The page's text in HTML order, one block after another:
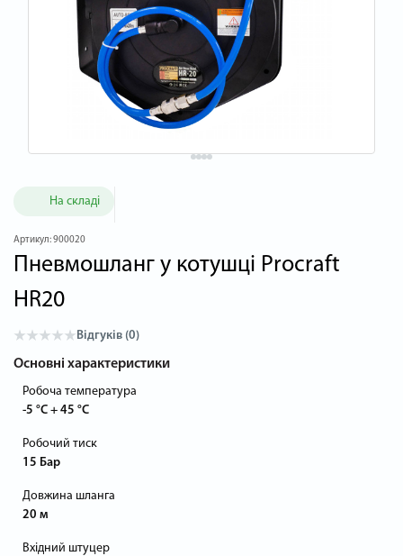
На складі
Артикул:900020
Пневмошланг у котушці Procraft
HR20
Відгуків (0)
Основні характеристики
Робоча температура
-5 °C + 45 °C
Робочий тиск
15 Бар
Довжина шланга
20 м
Вхідний штуцер